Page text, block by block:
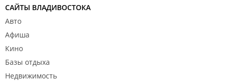
САЙТЫ ВЛАДИВОСТОКА
Авто
Афиша
Кино
Базы отдыха
Недвижимость